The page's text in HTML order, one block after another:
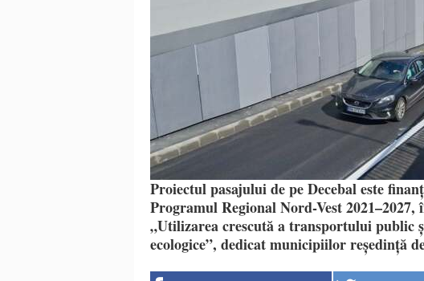
Proiectul pasajului de pe Decebal este
Programul Regional Nord-Vest
„Utilizarea crescută a transportului public
ecologice”, dedicat municipiilor reședință